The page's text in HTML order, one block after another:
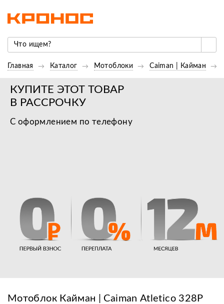
Главная Каталог Мотоблоки Caiman | Кайман
КУПИТЕ ЭТОТ ТОВАР
В РАССРОЧКУ
С оформлением по телефону
Мотоблок Кайман | Caiman Atletico 328P